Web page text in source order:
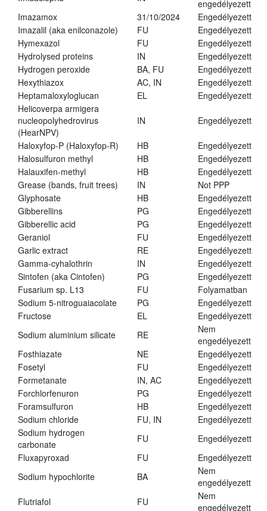
engedélyezett
Imazamox
31/10/2024
Engedélyezett
Imazalil (aka enilconazole)
FU
Engedélyezett
Hymexazol
FU
Engedélyezett
Hydrolysed proteins
IN
Engedélyezett
Hydrogen peroxide
BA, FU
Engedélyezett
Hexythiazox
AC, IN
Engedélyezett
Heptamaloxyloglucan
EL
Engedélyezett
Helicoverpa armigera
nucleopolyhedrovirus
(HearNPV)
IN Engedélyezett
Haloxyfop-P (Haloxyfop-R) HB
Engedélyezett
Halosulfuron methyl
HB
Engedélyezett
Halauxifen-methyl
HB
Engedélyezett
Grease (bands, fruit trees)
IN
Not PPP
Glyphosate
HB
Engedélyezett
Gibberellins
PG
Engedélyezett
Gibberellic acid
PG
Engedélyezett
Geraniol
FU
Engedélyezett
Garlic extract
RE
Engedélyezett
Gamma-cyhalothrin
IN
Engedélyezett
Sintofen (aka Cintofen)
PG
Engedélyezett
Fusarium sp. L13
FU
Folyamatban
Sodium 5-nitroguaiacolate
PG
Engedélyezett
Fructose
EL
Engedélyezett
Sodium aluminium silicate
RE
Nem
engedélyezett
Fosthiazate
NE
Engedélyezett
Fosetyl
FU
Engedélyezett
Formetanate
IN, AC
Engedélyezett
Forchlorfenuron
PG
Engedélyezett
Foramsulfuron
HB
Engedélyezett
Sodium chloride
FU, IN
Engedélyezett
Sodium hydrogen
carbonate
FU
Engedélyezett
Fluxapyroxad
FU
Engedélyezett
Sodium hypochlorite
BA
Nem
engedélyezett
Flutriafol
FU
Nem
engedélyezett